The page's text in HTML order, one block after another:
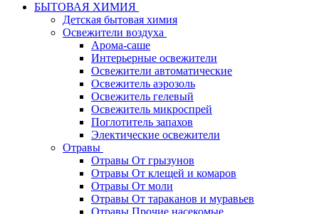
БЫТОВАЯ ХИМИЯ
Детская бытовая химия
Освежители воздуха
Арома-саше
Интерьерные освежители
Освежители автоматические
Освежитель аэрозоль
Освежитель гелевый
Освежитель микроспрей
Поглотитель запахов
Электические освежители
Отравы
Отравы От грызунов
Отравы От клещей и комаров
Отравы От моли
Отравы От тараканов и муравьев
Отравы Прочие насекомые